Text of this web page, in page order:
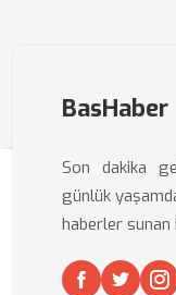
BasHaber
Son dakika
günlük
haberler